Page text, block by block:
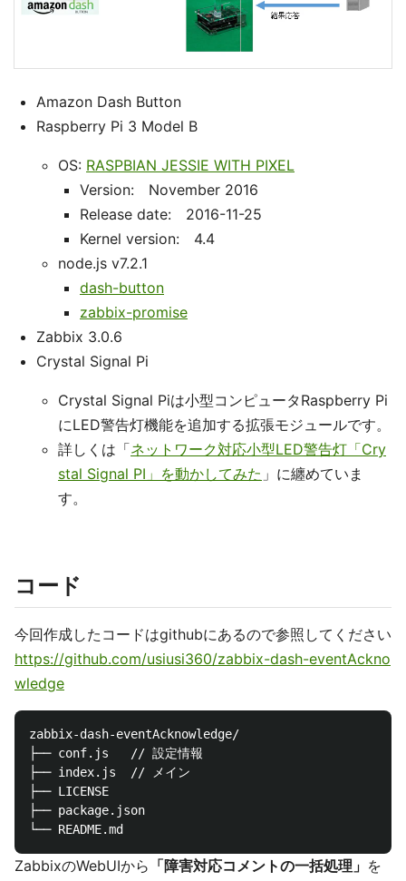
Amazon Dash Button
Raspberry Pi 3 Model B
OS: RASPBIAN JESSIE WITH PIXEL
Version: November 2016
Release date: 2016-11-25
Kernel version: 4.4
node.js v7.2.1
dash-button
zabbix-promise
Zabbix 3.0.6
Crystal Signal Pi
Crystal Signal Piは小型コンピュータRaspberry Pi
にLED警告灯機能を追加する拡張モジュールです。
詳しくは「ネットワーク対応小型LED警告灯「Cry
stal Signal PI」を動かしてみた 」に纏めていま
す。
コード
今回作成したコードはgithubにあるので参照してください
https://github.com/usiusi360/zabbix-dash-eventAckno
wledge
zabbix-dash-eventAcknowledge/
├── conf.js   // 設定情報
├── index.js  // メイン
├── LICENSE
├── package.json
ZabbixのWebUIから 「障害対応コメントの一括処理」 を